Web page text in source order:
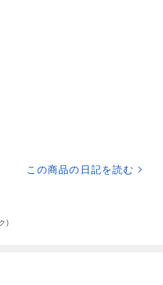
この商品の日記を読む
)